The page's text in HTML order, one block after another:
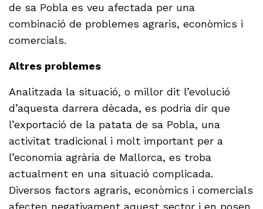
de sa Pobla es veu afectada per una
combinació de problemes agraris, econòmics i
comercials.
Altres problemes
Analitzada la situació, o millor dit l’evolució
d’aquesta darrera dècada, es podria dir que
l’exportació de la patata de sa Pobla, una
activitat tradicional i molt important per a
l’economia agrària de Mallorca, es troba
actualment en una situació complicada.
Diversos factors agraris, econòmics i comercials
afecten negativament aquest sector i en posen